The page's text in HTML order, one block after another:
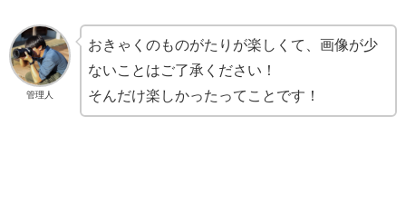
管理人
おきゃくのものがたりが楽しくて、画像が少
ないことはご了承ください！
そんだけ楽しかったってことです！